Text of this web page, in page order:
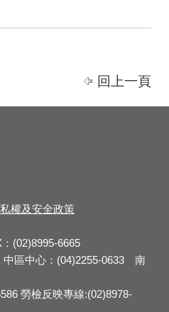
回上一頁
權及安全政策
(02)8995-6665
區中心：(04)2255-0633 南
勞檢反映專線:(02)8978-